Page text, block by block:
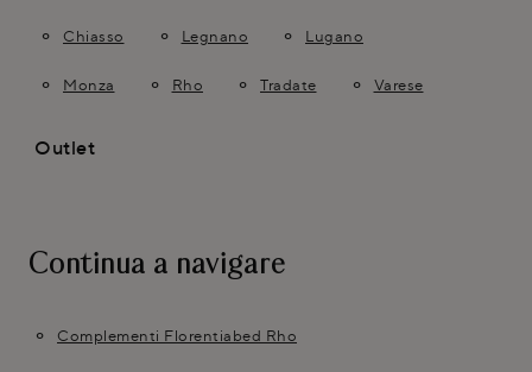
Chiasso Legnano Lugano
Monza Rho Tradate Varese
Outlet
Continua a navigare
Complementi Florentiabed Rho